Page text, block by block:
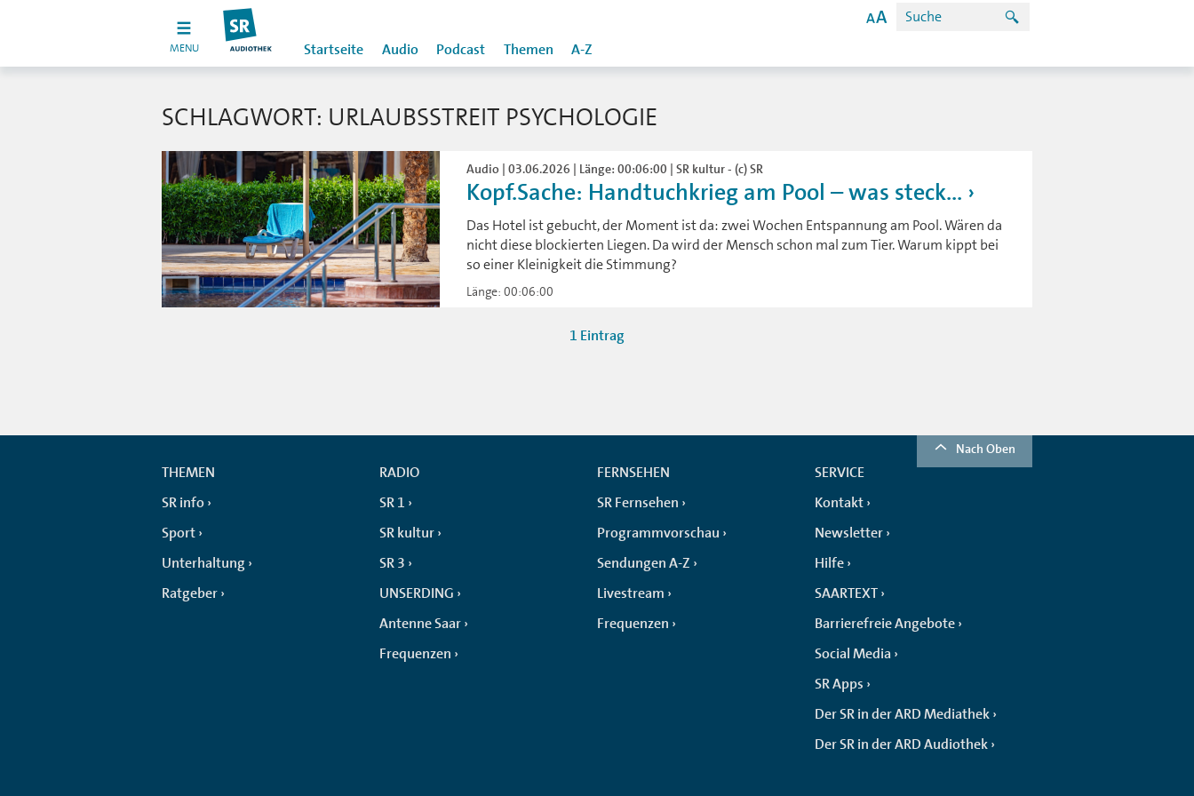
MENU Startseite Audio Podcast Themen A-Z
SCHLAGWORT: URLAUBSSTREIT PSYCHOLOGIE
Audio | 03.06.2026 | Länge: 00:06:00 | SR kultur - (c) SR
Kopf.Sache: Handtuchkrieg am Pool – was steck...
Das Hotel ist gebucht, der Moment ist da: zwei Wochen Entspannung am Pool. Wären da
nicht diese blockierten Liegen. Da wird der Mensch schon mal zum Tier. Warum kippt bei
so einer Kleinigkeit die Stimmung?
Länge: 00:06:00
1 Eintrag
Nach Oben
THEMEN
SR info
Sport
Unterhaltung
Ratgeber
RADIO
SR 1
SR kultur
SR 3
UNSERDING
Antenne Saar
Frequenzen
FERNSEHEN
SR Fernsehen
Programmvorschau
Sendungen A-Z
Livestream
Frequenzen
SERVICE
Kontakt
Newsletter
Hilfe
SAARTEXT
Barrierefreie Angebote
Social Media
SR Apps
Der SR in der ARD Mediathek
Der SR in der ARD Audiothek